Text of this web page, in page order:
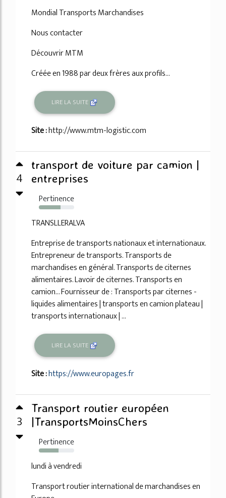
Mondial Transports Marchandises
Nous contacter
Découvrir MTM
Créée en 1988 par deux frères aux profils...
LIRE LA SUITE
Site :http://www.mtm-logistic.com
4
transport de voiture par camion |
entreprises
Pertinence
61%
TRANSLLERALVA
Entreprise de transports nationaux et internationaux.
Entrepreneur de transports. Transports de
marchandises en général. Transports de citernes
alimentaires. Lavoir de citernes. Transports en
camion... Fournisseur de : Transports par citernes -
liquides alimentaires | transports en camion plateau |
transports internationaux | ...
LIRE LA SUITE
Site :https://www.europages.fr
3
Transport routier européen
|TransportsMoinsChers
Pertinence
55%
lundi à vendredi
Transport routier international de marchandises en